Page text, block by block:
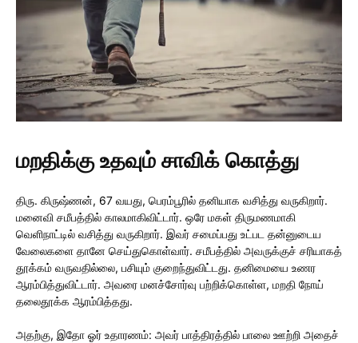
மறதிக்கு உதவும் சாவிக் கொத்து
திரு. கிருஷ்ணன், 67 வயது, பெரம்பூரில் தனியாக வசித்து வருகிறார்.
மனைவி சமீபத்தில் காலமாகிவிட்டார். ஒரே மகள் திருமணமாகி
வெளிநாட்டில் வசித்து வருகிறார். இவர் சமைப்பது உட்பட தன்னுடைய
வேலைகளை தானே செய்துகொள்வார். சமீபத்தில் அவருக்குச் சரியாகத்
தூக்கம் வருவதில்லை, பசியும் குறைந்துவிட்டது. தனிமையை உணர
ஆரம்பித்துவிட்டார். அவரை மனச்சோர்வு பற்றிக்கொள்ள, மறதி நோய்
தலைதூக்க ஆரம்பித்தது.
அதற்கு, இதோ ஓர் உதாரணம்: அவர் பாத்திரத்தில் பாலை ஊற்றி அதைச்